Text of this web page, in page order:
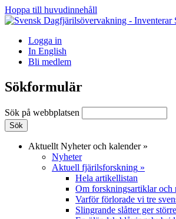
Hoppa till huvudinnehåll
Logga in
In English
Bli medlem
Sökformulär
Sök på webbplatsen
Aktuellt Nyheter och kalender»
Nyheter
Aktuell fjärilsforskning »
Hela artikellistan
Om forskningsartiklar och
Varför förlorade vi tre
Slingrande slåtter ger